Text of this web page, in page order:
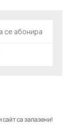
сайт са запазени!